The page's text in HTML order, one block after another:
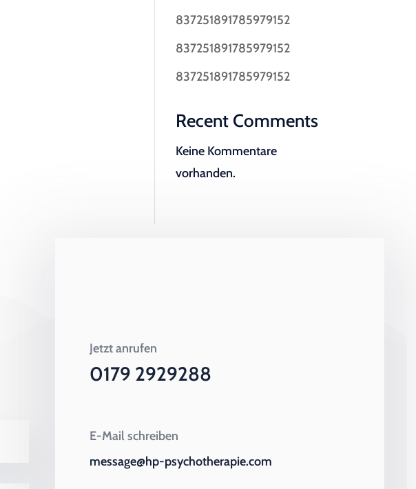
837251891785979152
837251891785979152
837251891785979152
Recent Comments
Keine Kommentare
vorhanden.
Jetzt anrufen
0179 2929288
E-Mail schreiben
message@hp-psychotherapie.com